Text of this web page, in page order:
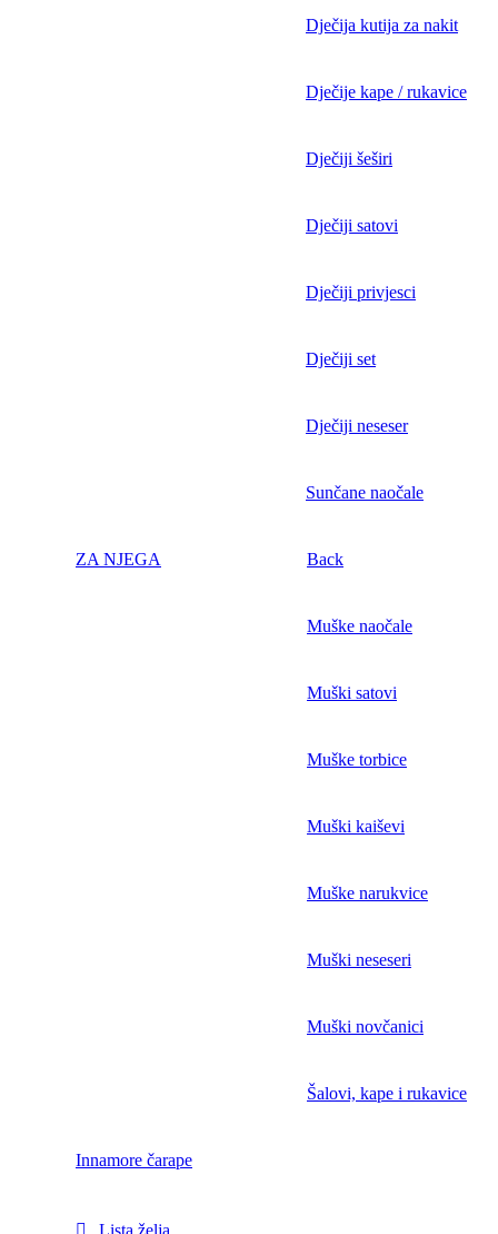
Dječija kutija za nakit
Dječije kape / rukavice
Dječiji šeširi
Dječiji satovi
Dječiji privjesci
Dječiji set
Dječiji neseser
Sunčane naočale
ZA NJEGA Back
Muške naočale
Muški satovi
Muške torbice
Muški kaiševi
Muške narukvice
Muški neseseri
Muški novčanici
Šalovi, kape i rukavice
Innamore čarape
Lista želja